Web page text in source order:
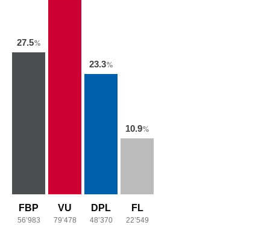
27.5%
FBP
56’983
VU
79’478
23.3%
DPL
48’370
10.9%
FL
22’549